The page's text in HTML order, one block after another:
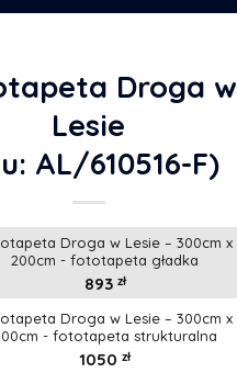
Droga w
Lesie
AL/610516-F)
Droga w Lesie – 300cm x
200cm - fototapeta gładka
893 zł
Droga w Lesie – 300cm x
- fototapeta strukturalna
1050 zł